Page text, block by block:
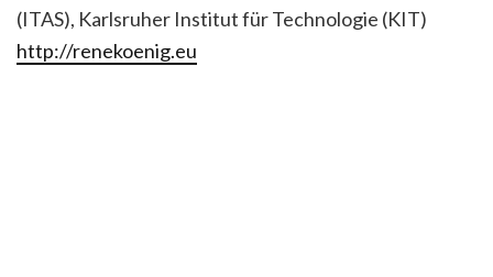
(ITAS), Karlsruher Institut für Technologie (KIT)
http://renekoenig.eu